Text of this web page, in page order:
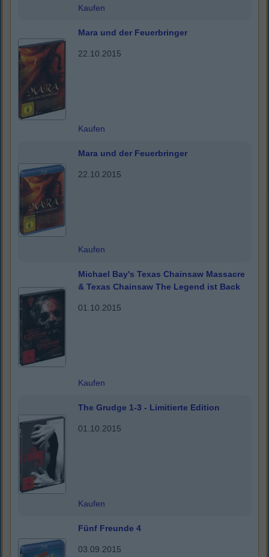
Kaufen
Mara und der Feuerbringer
22.10.2015
Kaufen
Mara und der Feuerbringer
22.10.2015
Kaufen
Michael Bay's Texas Chainsaw Massacre
& Texas Chainsaw The Legend ist Back
01.10.2015
Kaufen
The Grudge 1-3 - Limitierte Edition
01.10.2015
Kaufen
Fünf Freunde 4
03.09.2015